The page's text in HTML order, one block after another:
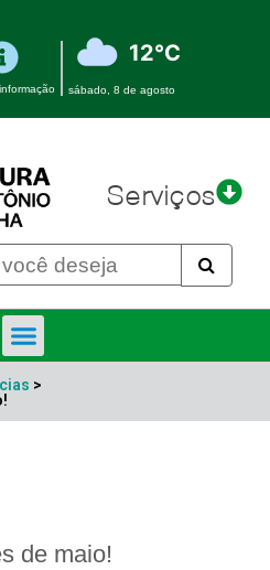
12°C
sábado, 8 de agosto
Serviços
>
de maio!